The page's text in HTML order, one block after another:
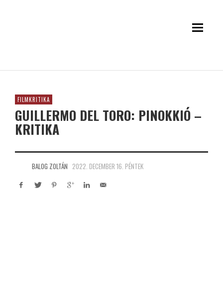
FILMKRITIKA
GUILLERMO DEL TORO: PINOKKIÓ –
KRITIKA
BALOG ZOLTÁN 2022. DECEMBER 16. PÉNTEK